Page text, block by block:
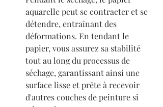
aquarelle peut se contracter et se
détendre, entraînant des
déformations. En tendant le
papier, vous assurez sa stabilité
tout au long du processus de
séchage, garantissant ainsi une
surface lisse et prête à recevoir
d'autres couches de peinture si